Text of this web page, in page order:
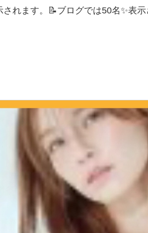
れます。📝ブログでは50名✨表示